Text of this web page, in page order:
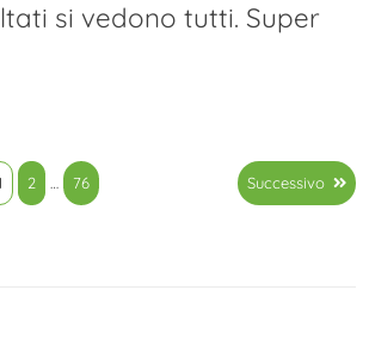
si vedono tutti. Super
2 … 76 Successivo